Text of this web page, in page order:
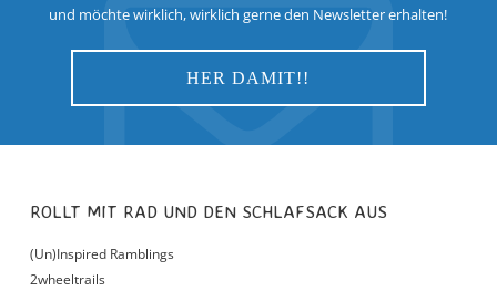
und möchte wirklich, wirklich gerne den Newsletter erhalten!
ROLLT MIT RAD UND DEN SCHLAFSACK AUS
(Un)Inspired Ramblings
2wheeltrails